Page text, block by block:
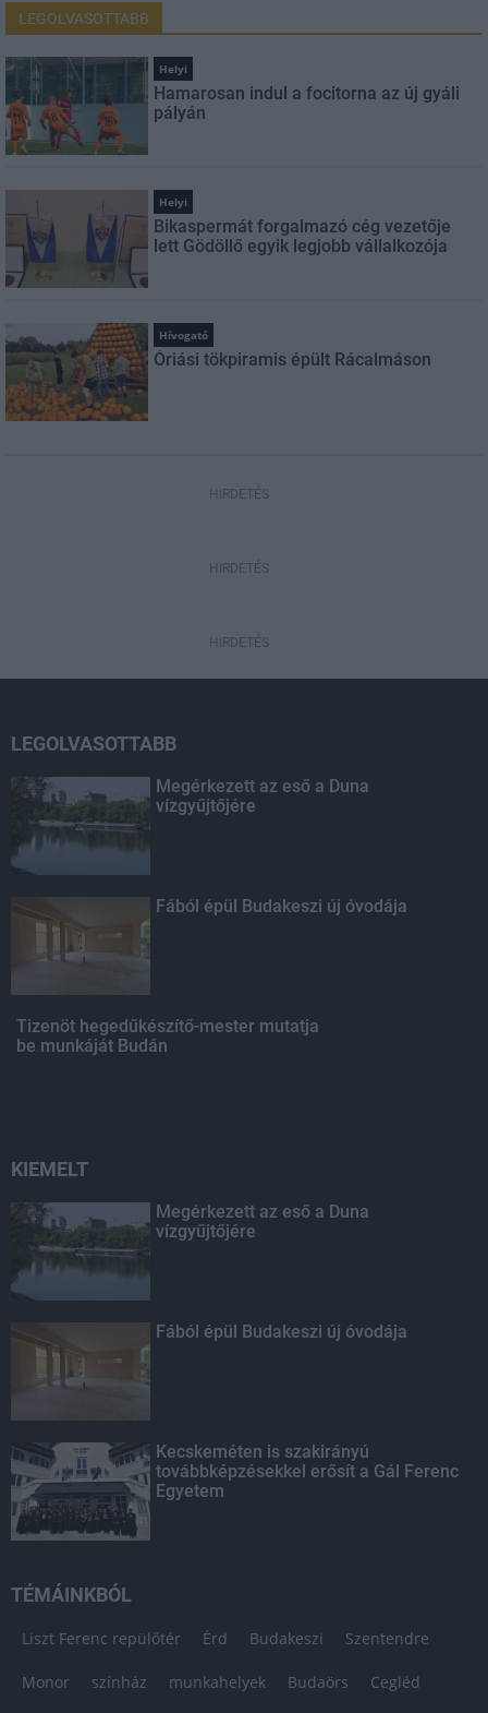
LEGOLVASOTTABB
Helyi
Hamarosan indul a focitorna az új gyáli
pályán
Helyi
Bikaspermát forgalmazó cég vezetője
lett Gödöllő egyik legjobb vállalkozója
Hívogató
Óriási tökpiramis épült Rácalmáson
HIRDETÉS
HIRDETÉS
HIRDETÉS
LEGOLVASOTTABB
Megérkezett az eső a Duna
vízgyűjtőjére
Fából épül Budakeszi új óvodája
Tizenöt hegedűkészítő-mester mutatja
be munkáját Budán
KIEMELT
Megérkezett az eső a Duna
vízgyűjtőjére
Fából épül Budakeszi új óvodája
Kecskeméten is szakirányú
továbbképzésekkel erősít a Gál Ferenc
Egyetem
TÉMÁINKBÓL
Liszt Ferenc repülőtér Érd Budakeszi Szentendre
Monor színház munkahelyek Budaörs Cegléd